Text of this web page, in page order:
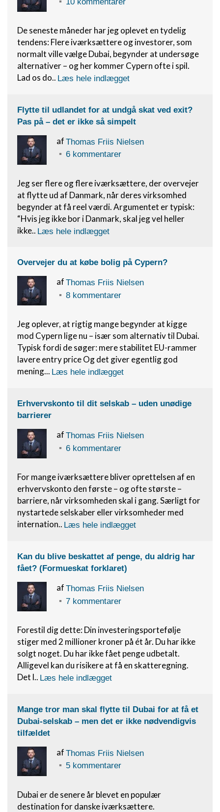
De seneste måneder har jeg oplevet en tydelig
tendens: Flere iværksættere og investorer, som
normalt ville vælge Dubai, begynder at undersøge
alternativer – og her kommer Cypern ofte i spil.
Lad os do.. Læs hele indlægget
Flytte til udlandet for at undgå skat ved exit?
Pas på – det er ikke så simpelt
af Thomas Friis Nielsen
6 kommentarer
Jeg ser flere og flere iværksættere, der overvejer
at flytte ud af Danmark, når deres virksomhed
begynder at få reel værdi. Argumentet er typisk:
“Hvis jeg ikke bor i Danmark, skal jeg vel heller
ikke.. Læs hele indlægget
Overvejer du at købe bolig på Cypern?
af Thomas Friis Nielsen
8 kommentarer
Jeg oplever, at rigtig mange begynder at kigge
mod Cypern lige nu – især som alternativ til Dubai.
Typisk fordi de søger: mere stabilitet EU-rammer
lavere entry price Og det giver egentlig god
mening... Læs hele indlægget
Erhvervskonto til dit selskab – uden unødige
barrierer
af Thomas Friis Nielsen
6 kommentarer
For mange iværksættere bliver oprettelsen af en
erhvervskonto den første – og ofte største –
barriere, når virksomheden skal i gang. Særligt for
nystartede selskaber eller virksomheder med
internation.. Læs hele indlægget
Kan du blive beskattet af penge, du aldrig har
fået? (Formueskat forklaret)
af Thomas Friis Nielsen
7 kommentarer
Forestil dig dette: Din investeringsportefølje
stiger med 2 millioner kroner på ét år. Du har ikke
solgt noget. Du har ikke fået penge udbetalt.
Alligevel kan du risikere at få en skatteregning.
Det l.. Læs hele indlægget
Mange tror man skal flytte til Dubai for at få et
Dubai-selskab – men det er ikke nødvendigvis
tilfældet
af Thomas Friis Nielsen
5 kommentarer
Dubai er de senere år blevet en populær
destination for danske iværksættere.